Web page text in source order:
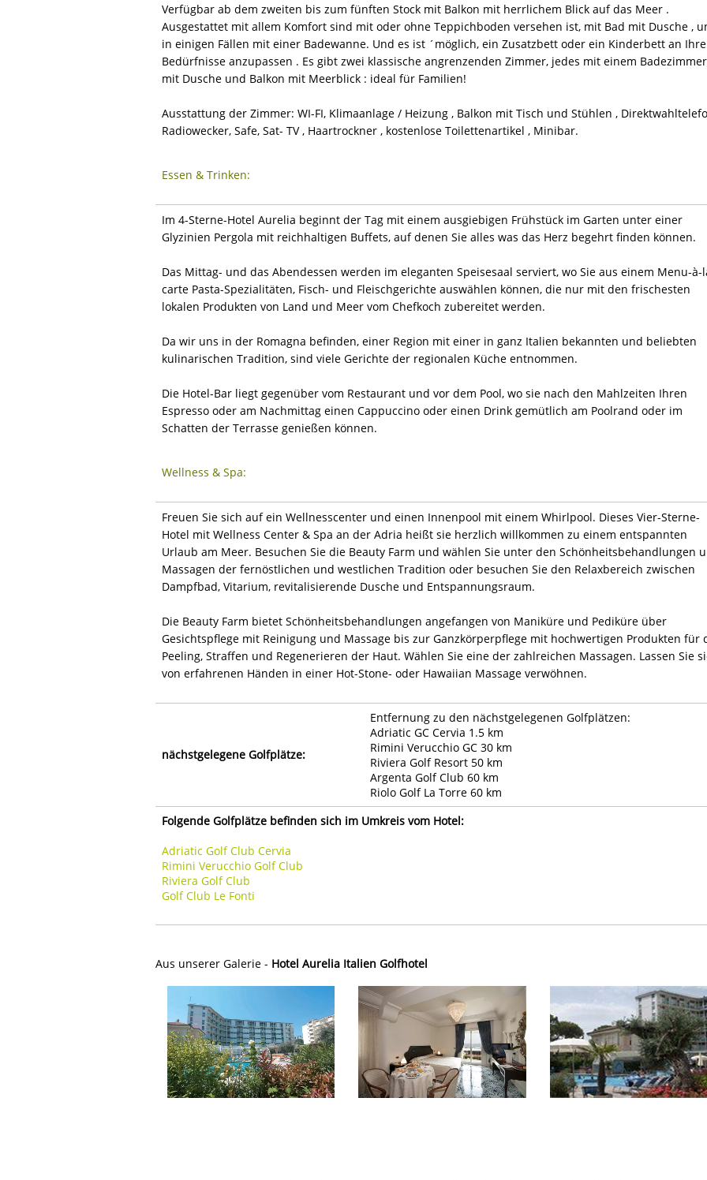
Verfügbar ab dem zweiten bis zum fünften Stock mit Balkon mit herrlichem Blick auf das Meer .
Ausgestattet mit allem Komfort sind mit oder ohne Teppichboden versehen ist, mit Bad mit Dusche ,
in einigen Fällen mit einer Badewanne. Und es ist ´möglich, ein Zusatzbett oder ein Kinderbett an Ihre
Bedürfnisse anzupassen . Es gibt zwei klassische angrenzenden Zimmer, jedes mit einem Badezimmer
mit Dusche und Balkon mit Meerblick : ideal für Familien!
Ausstattung der Zimmer: WI-FI, Klimaanlage / Heizung , Balkon mit Tisch und Stühlen ,
Radiowecker, Safe, Sat- TV , Haartrockner , kostenlose Toilettenartikel , Minibar.
Essen & Trinken:
Im 4-Sterne-Hotel Aurelia beginnt der Tag mit einem ausgiebigen Frühstück im Garten unter einer
Glyzinien Pergola mit reichhaltigen Buffets, auf denen Sie alles was das Herz begehrt finden können.
Das Mittag- und das Abendessen werden im eleganten Speisesaal serviert, wo Sie aus einem Menu-à-
carte Pasta-Spezialitäten, Fisch- und Fleischgerichte auswählen können, die nur mit den frischesten
lokalen Produkten von Land und Meer vom Chefkoch zubereitet werden.
Da wir uns in der Romagna befinden, einer Region mit einer in ganz Italien bekannten und beliebten
kulinarischen Tradition, sind viele Gerichte der regionalen Küche entnommen.
Die Hotel-Bar liegt gegenüber vom Restaurant und vor dem Pool, wo sie nach den Mahlzeiten Ihren
Espresso oder am Nachmittag einen Cappuccino oder einen Drink gemütlich am Poolrand oder im
Schatten der Terrasse genießen können.
Wellness & Spa:
Freuen Sie sich auf ein Wellnesscenter und einen Innenpool mit einem Whirlpool. Dieses Vier-Sterne-
Hotel mit Wellness Center & Spa an der Adria heißt sie herzlich willkommen zu einem entspannten
Urlaub am Meer. Besuchen Sie die Beauty Farm und wählen Sie unter den Schönheitsbehandlungen
Massagen der fernöstlichen und westlichen Tradition oder besuchen Sie den Relaxbereich zwischen
Dampfbad, Vitarium, revitalisierende Dusche und Entspannungsraum.
Die Beauty Farm bietet Schönheitsbehandlungen angefangen von Maniküre und Pediküre über
Gesichtspflege mit Reinigung und Massage bis zur Ganzkörperpflege mit hochwertigen Produkten für
Peeling, Straffen und Regenerieren der Haut. Wählen Sie eine der zahlreichen Massagen. Lassen Sie
von erfahrenen Händen in einer Hot-Stone- oder Hawaiian Massage verwöhnen.
nächstgelegene Golfplätze:
Entfernung zu den nächstgelegenen Golfplätzen:
Adriatic GC Cervia 1.5 km
Rimini Verucchio GC 30 km
Riviera Golf Resort 50 km
Argenta Golf Club 60 km
Riolo Golf La Torre 60 km
Folgende Golfplätze befinden sich im Umkreis vom Hotel:
Adriatic Golf Club Cervia
Rimini Verucchio Golf Club
Riviera Golf Club
Golf Club Le Fonti
Aus unserer Galerie - Hotel Aurelia Italien Golfhotel